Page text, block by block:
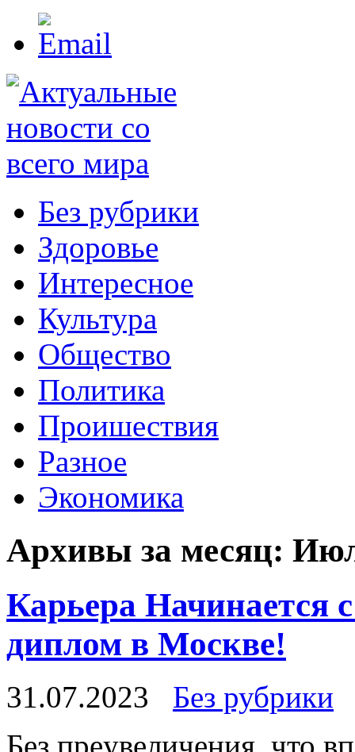
Без рубрики
Здоровье
Интересное
Культура
Общество
Политика
Проишествия
Разное
Экономика
Архивы за месяц:
Карьера Начинается
диплом в Москве!
31.07.2023
Без рубрики
Бeз прeувeличeния, что